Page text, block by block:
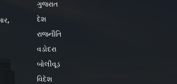
ગુજરાત
દેશ
રાજનીતિ
વડોદરા
બોલીવૂડ
વિદેશ